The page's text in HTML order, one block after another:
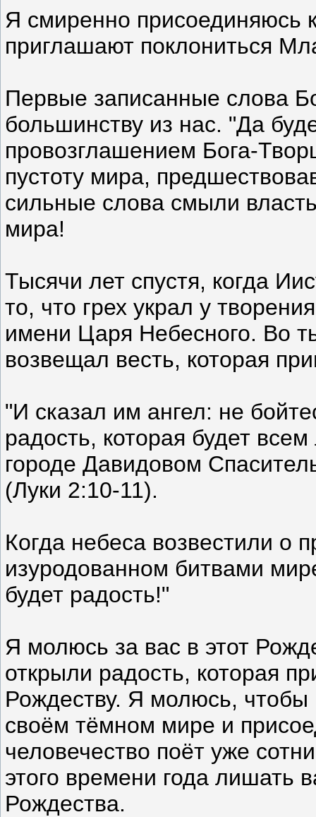
Я смиренно присоединяюсь
приглашают поклониться
Первые записанные слова
большинству из нас. "Да
провозглашением Бога-
пустоту мира,
сильные слова смыли
мира!
Тысячи лет спустя, когда
то, что грех украл у
имени Царя Небесного. Во
возвещал весть, которая
"И сказал им ангел: не
радость, которая будет
городе Давидовом
(Луки 2:10-11).
Когда небеса возвестили о
изуродованном битвами
будет радость!"
Я молюсь за вас в этот
открыли радость, которая
Рождеству. Я молюсь,
своём тёмном мире и
человечество поёт уже
этого времени года лишать
Рождества.